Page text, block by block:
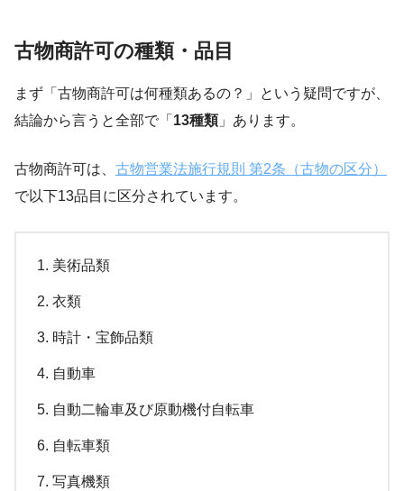
古物商許可の種類・品目
まず「古物商許可は何種類あるの？」という疑問ですが、
結論から言うと全部で「 13種類」あります。
古物商許可は、 古物営業法施行規則 第2条（古物の区分）
で以下13品目に区分されています。
美術品類
衣類
時計・宝飾品類
自動車
自動二輪車及び原動機付自転車
自転車類
写真機類